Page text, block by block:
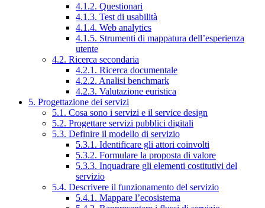
4.1.2. Questionari
4.1.3. Test di usabilità
4.1.4. Web analytics
4.1.5. Strumenti di mappatura dell’esperienza
utente
4.2. Ricerca secondaria
4.2.1. Ricerca documentale
4.2.2. Analisi benchmark
4.2.3. Valutazione euristica
5. Progettazione dei servizi
5.1. Cosa sono i servizi e il service design
5.2. Progettare servizi pubblici digitali
5.3. Definire il modello di servizio
5.3.1. Identificare gli attori coinvolti
5.3.2. Formulare la proposta di valore
5.3.3. Inquadrare gli elementi costitutivi del
servizio
5.4. Descrivere il funzionamento del servizio
5.4.1. Mappare l’ecosistema